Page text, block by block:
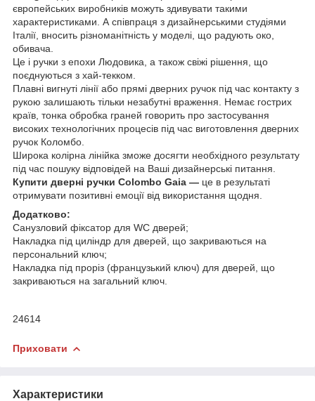
європейських виробників можуть здивувати такими
характеристиками. А співпраця з дизайнерськими студіями
Італії, вносить різноманітність у моделі, що радують око,
обивача.
Це і ручки з епохи Людовика, а також свіжі рішення, що
поєднуються з хай-текком.
Плавні вигнуті лінії або прямі дверних ручок під час контакту з
рукою залишають тільки незабутні враження. Немає гострих
країв, тонка обробка граней говорить про застосування
високих технологічних процесів під час виготовлення дверних
ручок Коломбо.
Широка колірна лінійка зможе досягти необхідного результату
під час пошуку відповідей на Ваші дизайнерські питання.
Купити дверні ручки Colombo Gaia — це в результаті
отримувати позитивні емоції від використання щодня.
Додатково:
Санузловий фіксатор для WC дверей;
Накладка під циліндр для дверей, що закриваються на
персональний ключ;
Накладка під проріз (французький ключ) для дверей, що
закриваються на загальний ключ.
24614
Приховати
Характеристики